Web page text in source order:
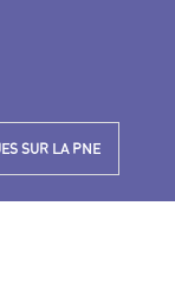
SUR LA PNE